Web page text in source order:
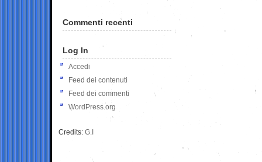
Commenti recenti
Log In
Accedi
Feed dei contenuti
Feed dei commenti
WordPress.org
Credits: G.I